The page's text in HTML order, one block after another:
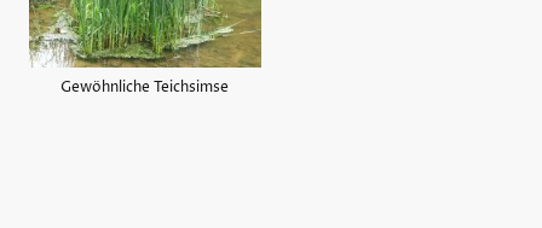
Gewöhnliche Teichsimse